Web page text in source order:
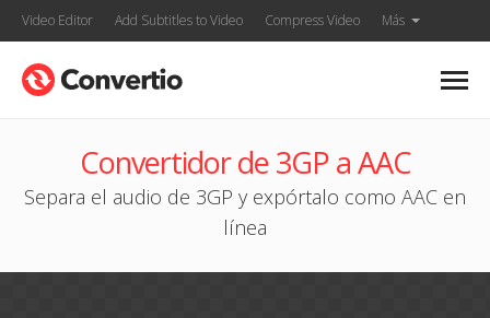
Video Editor Add Subtitles to Video Compress Video Más
Convertidor de 3GP a AAC
Separa el audio de 3GP y expórtalo como AAC en
línea